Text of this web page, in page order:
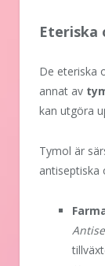
Eteriska
De eteriska
annat av
kan utgöra
Tymol är
antiseptiska